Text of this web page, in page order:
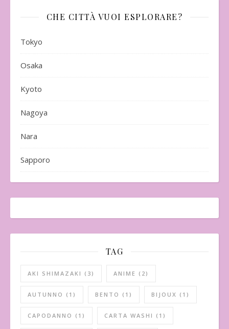
CHE CITTÀ VUOI ESPLORARE?
Tokyo
Osaka
Kyoto
Nagoya
Nara
Sapporo
TAG
AKI SHIMAZAKI (3) ANIME (2)
AUTUNNO (1) BENTO (1) BIJOUX (1)
CAPODANNO (1) CARTA WASHI (1)